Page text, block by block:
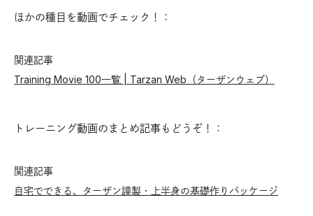
ほかの種目を動画でチェック！：
関連記事
Training Movie 100一覧 | Tarzan Web（ターザンウェブ）
トレーニング動画のまとめ記事もどうぞ！：
関連記事
自宅でできる、ターザン謹製・上半身の基礎作りパッケージ